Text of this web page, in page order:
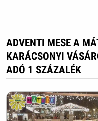
ADVENTI MESE A
KARÁCSONYI
ADÓ 1 SZÁZALÉK